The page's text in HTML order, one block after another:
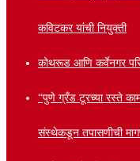
कविटकर यांची नियुक्ती
कोथरूड आणि कर्वेनगर
“पुणे ग्रँड टूरच्या रस्ते
संस्थेकडून तपासणीची